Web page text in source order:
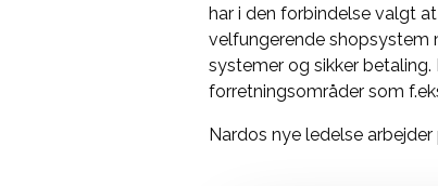
har i den forbindelse valgt
velfungerende shopsystem
systemer og sikker
forretningsområder som
Nardos nye ledelse